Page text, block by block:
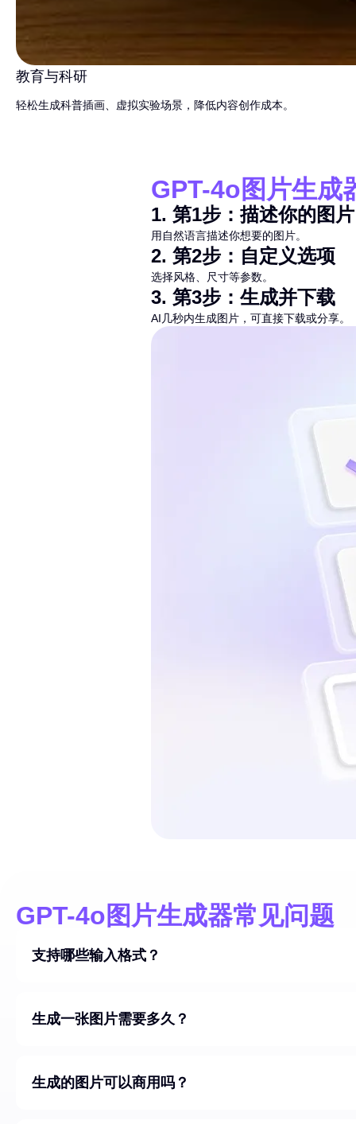
教育与科研
轻松生成科普插画、虚拟实验场景，降低内容创作成本。
GPT-4o图片生成
1. 第1步：描述你的图片
用自然语言描述你想要的图片。
2. 第2步：自定义选项
选择风格、尺寸等参数。
3. 第3步：生成并下载
AI几秒内生成图片，可直接下载或分享。
GPT-4o图片生成器常见问题
支持哪些输入格式？
生成一张图片需要多久？
生成的图片可以商用吗？